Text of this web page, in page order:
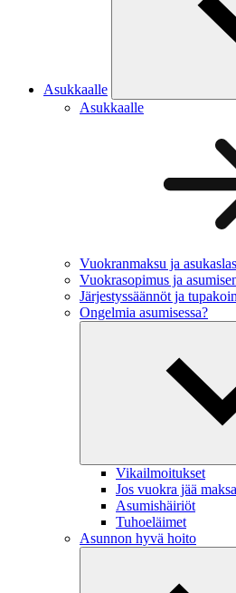
Asukkaalle
Asukkaalle
Vuokranmaksu ja
Vuokrasopimus ja
Järjestyssäännöt ja
Ongelmia asumisessa?
Vikailmoitukset
Jos vuokra jää
Asumishäiriöt
Tuhoeläimet
Asunnon hyvä hoito